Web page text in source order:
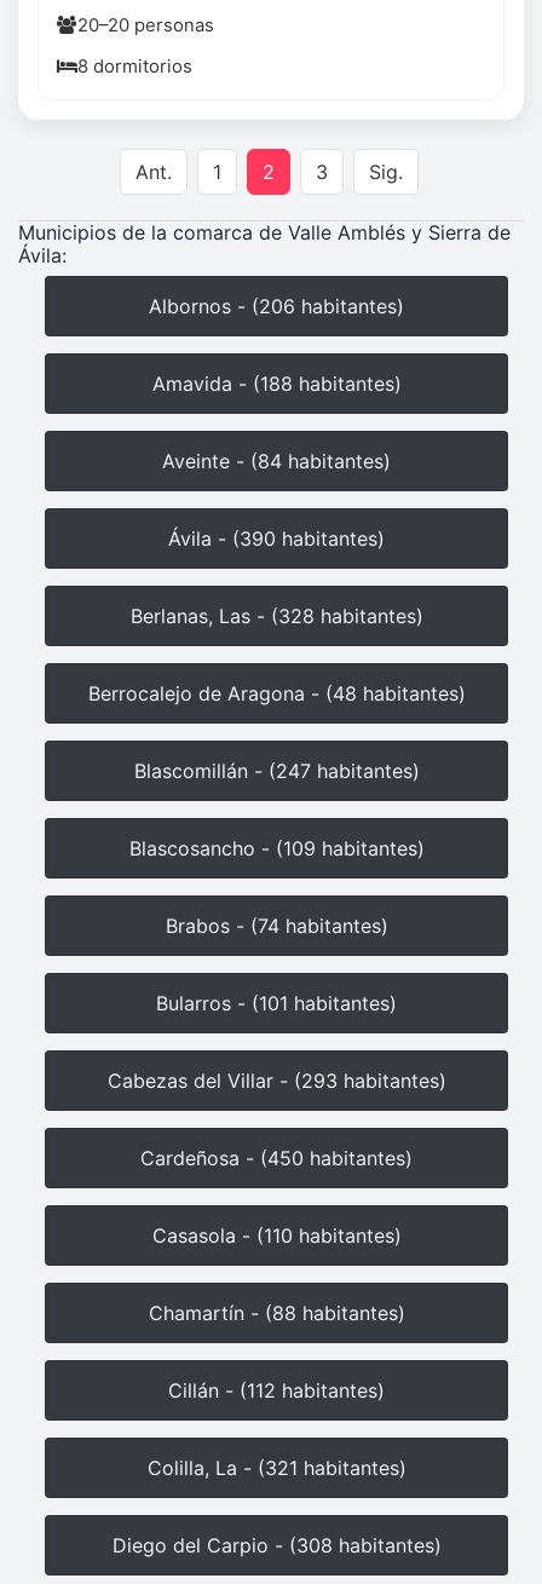
20–20 personas
8 dormitorios
Ant. 1 2 3 Sig.
Municipios de la comarca de Valle Amblés y Sierra de
Ávila:
Albornos - (206 habitantes)
Amavida - (188 habitantes)
Aveinte - (84 habitantes)
Ávila - (390 habitantes)
Berlanas, Las - (328 habitantes)
Berrocalejo de Aragona - (48 habitantes)
Blascomillán - (247 habitantes)
Blascosancho - (109 habitantes)
Brabos - (74 habitantes)
Bularros - (101 habitantes)
Cabezas del Villar - (293 habitantes)
Cardeñosa - (450 habitantes)
Casasola - (110 habitantes)
Chamartín - (88 habitantes)
Cillán - (112 habitantes)
Colilla, La - (321 habitantes)
Diego del Carpio - (308 habitantes)